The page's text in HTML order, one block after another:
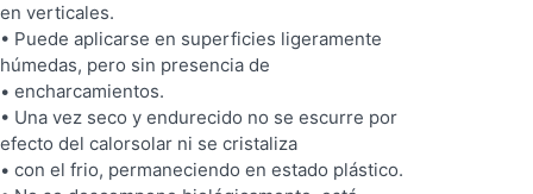
en verticales.
• Puede aplicarse en superficies ligeramente
húmedas, pero sin presencia de
• encharcamientos.
• Una vez seco y endurecido no se escurre por
efecto del calorsolar ni se cristaliza
• con el frio, permaneciendo en estado plástico.